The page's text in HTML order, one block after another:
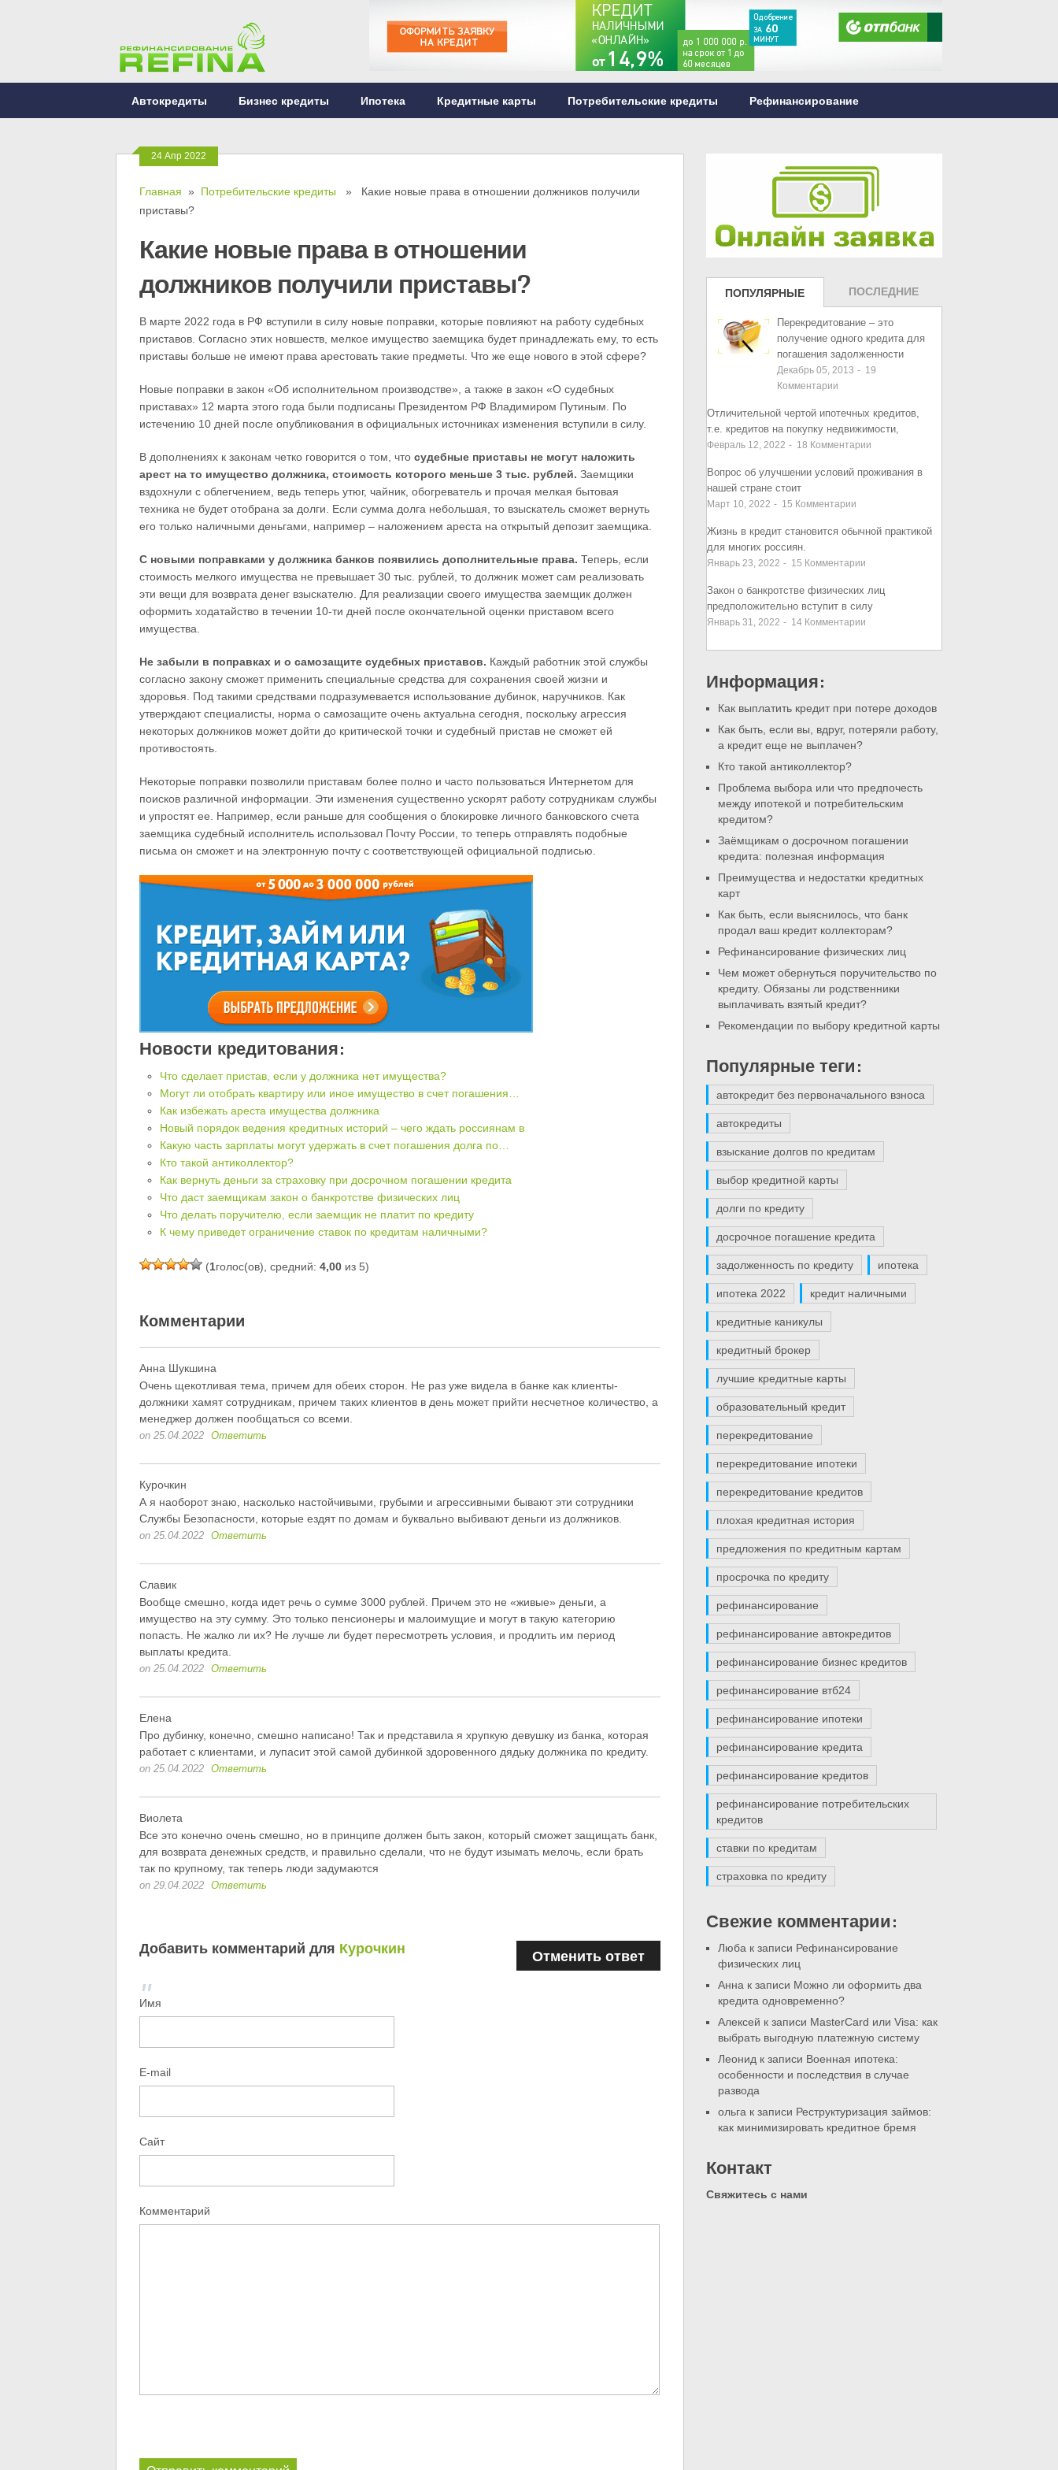
Автокредиты Бизнес кредиты Ипотека Кредитные карты Потребительские кредиты Рефинансирование
24 Апр 2022
Главная » Потребительские кредиты » Какие новые права в отношении должников получили
приставы?
Какие новые права в отношении
должников получили приставы?
В марте 2022 года в РФ вступили в силу новые поправки, которые повлияют на работу судебных
приставов. Согласно этих новшеств, мелкое имущество заемщика будет принадлежать ему, то есть
приставы больше не имеют права арестовать такие предметы. Что же еще нового в этой сфере?
Новые поправки в закон «Об исполнительном производстве», а также в закон «О судебных
приставах» 12 марта этого года были подписаны Президентом РФ Владимиром Путиным. По
истечению 10 дней после опубликования в официальных источниках изменения вступили в силу.
В дополнениях к законам четко говорится о том, что судебные приставы не могут наложить
арест на то имущество должника, стоимость которого меньше 3 тыс. рублей. Заемщики
вздохнули с облегчением, ведь теперь утюг, чайник, обогреватель и прочая мелкая бытовая
техника не будет отобрана за долги. Если сумма долга небольшая, то взыскатель сможет вернуть
его только наличными деньгами, например – наложением ареста на открытый депозит заемщика.
С новыми поправками у должника банков появились дополнительные права. Теперь, если
стоимость мелкого имущества не превышает 30 тыс. рублей, то должник может сам реализовать
эти вещи для возврата денег взыскателю. Для реализации своего имущества заемщик должен
оформить ходатайство в течении 10-ти дней после окончательной оценки приставом всего
имущества.
Не забыли в поправках и о самозащите судебных приставов. Каждый работник этой службы
согласно закону сможет применить специальные средства для сохранения своей жизни и
здоровья. Под такими средствами подразумевается использование дубинок, наручников. Как
утверждают специалисты, норма о самозащите очень актуальна сегодня, поскольку агрессия
некоторых должников может дойти до критической точки и судебный пристав не сможет ей
противостоять.
Некоторые поправки позволили приставам более полно и часто пользоваться Интернетом для
поисков различной информации. Эти изменения существенно ускорят работу сотрудникам службы
и упростят ее. Например, если раньше для сообщения о блокировке личного банковского счета
заемщика судебный исполнитель использовал Почту России, то теперь отправлять подобные
письма он сможет и на электронную почту с соответствующей официальной подписью.
Новости кредитования:
Что сделает пристав, если у должника нет имущества?
Могут ли отобрать квартиру или иное имущество в счет погашения…
Как избежать ареста имущества должника
Новый порядок ведения кредитных историй – чего ждать россиянам в
Какую часть зарплаты могут удержать в счет погашения долга по…
Кто такой антиколлектор?
Как вернуть деньги за страховку при досрочном погашении кредита
Что даст заемщикам закон о банкротстве физических лиц
Что делать поручителю, если заемщик не платит по кредиту
К чему приведет ограничение ставок по кредитам наличными?
(1голос(ов), средний: 4,00из 5)
Комментарии
Анна Шукшина
Очень щекотливая тема, причем для обеих сторон. Не раз уже видела в банке как клиенты-
должники хамят сотрудникам, причем таких клиентов в день может прийти несчетное количество, а
менеджер должен пообщаться со всеми.
on 25.04.2022 Ответить
Курочкин
А я наоборот знаю, насколько настойчивыми, грубыми и агрессивными бывают эти сотрудники
Службы Безопасности, которые ездят по домам и буквально выбивают деньги из должников.
on 25.04.2022 Ответить
Славик
Вообще смешно, когда идет речь о сумме 3000 рублей. Причем это не «живые» деньги, а
имущество на эту сумму. Это только пенсионеры и малоимущие и могут в такую категорию
попасть. Не жалко ли их? Не лучше ли будет пересмотреть условия, и продлить им период
выплаты кредита.
on 25.04.2022 Ответить
Елена
Про дубинку, конечно, смешно написано! Так и представила я хрупкую девушку из банка, которая
работает с клиентами, и лупасит этой самой дубинкой здоровенного дядьку должника по кредиту.
on 25.04.2022 Ответить
Виолета
Все это конечно очень смешно, но в принципе должен быть закон, который сможет защищать банк,
для возврата денежных средств, и правильно сделали, что не будут изымать мелочь, если брать
так по крупному, так теперь люди задумаются
on 29.04.2022 Ответить
Добавить комментарий для Курочкин Отменить ответ
Имя
E-mail
Сайт
Комментарий
ПОПУЛЯРНЫЕ
ЗАПИСИ
ПОСЛЕДНИЕ
ЗАПИСИ
Перекредитование – это
получение одного кредита для
погашения задолженности
Декабрь 05, 2013 - 19
Комментарии
Отличительной чертой ипотечных кредитов,
т.е. кредитов на покупку недвижимости,
Февраль 12, 2022 - 18 Комментарии
Вопрос об улучшении условий проживания в
нашей стране стоит
Март 10, 2022 - 15 Комментарии
Жизнь в кредит становится обычной практикой
для многих россиян.
Январь 23, 2022 - 15 Комментарии
Закон о банкротстве физических лиц
предположительно вступит в силу
Январь 31, 2022 - 14 Комментарии
Информация:
Как выплатить кредит при потере доходов
Как быть, если вы, вдруг, потеряли работу,
а кредит еще не выплачен?
Кто такой антиколлектор?
Проблема выбора или что предпочесть
между ипотекой и потребительским
кредитом?
Заёмщикам о досрочном погашении
кредита: полезная информация
Преимущества и недостатки кредитных
карт
Как быть, если выяснилось, что банк
продал ваш кредит коллекторам?
Рефинансирование физических лиц
Чем может обернуться поручительство по
кредиту. Обязаны ли родственники
выплачивать взятый кредит?
Рекомендации по выбору кредитной карты
Популярные теги:
автокредит без первоначального взноса
автокредиты
взыскание долгов по кредитам
выбор кредитной карты
долги по кредиту
досрочное погашение кредита
задолженность по кредиту ипотека
ипотека 2022 кредит наличными
кредитные каникулы
кредитный брокер
лучшие кредитные карты
образовательный кредит
перекредитование
перекредитование ипотеки
перекредитование кредитов
плохая кредитная история
предложения по кредитным картам
просрочка по кредиту
рефинансирование
рефинансирование автокредитов
рефинансирование бизнес кредитов
рефинансирование втб24
рефинансирование ипотеки
рефинансирование кредита
рефинансирование кредитов
рефинансирование потребительских
кредитов
ставки по кредитам
страховка по кредиту
Свежие комментарии:
Люба к записи Рефинансирование
физических лиц
Анна к записи Можно ли оформить два
кредита одновременно?
Алексей к записи MasterCard или Visa: как
выбрать выгодную платежную систему
Леонид к записи Военная ипотека:
особенности и последствия в случае
развода
ольга к записи Реструктуризация займов:
как минимизировать кредитное бремя
Контакт
Свяжитесь с нами